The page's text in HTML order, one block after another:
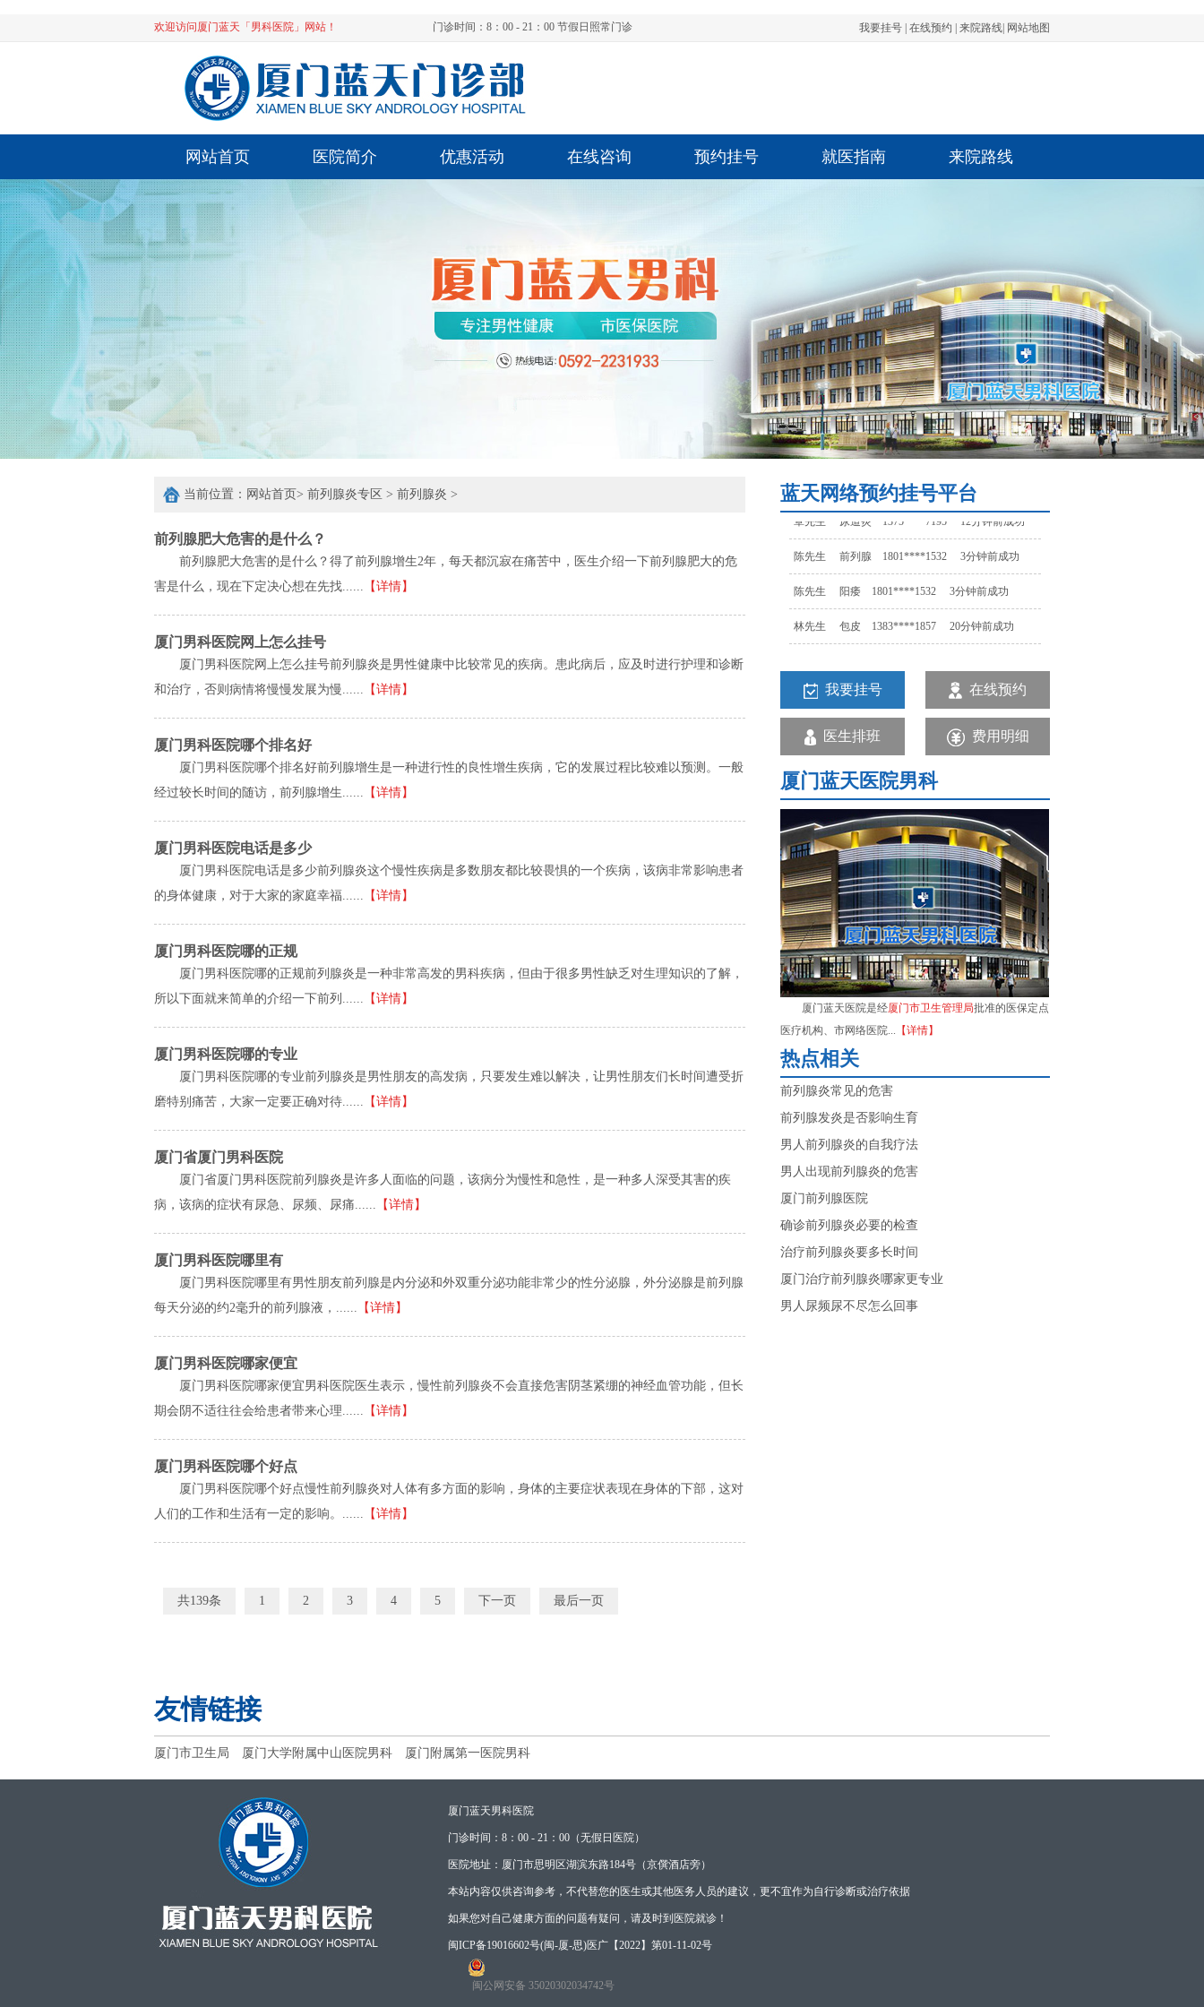
欢迎访问厦门蓝天「男科医院」网站！ 门诊时间：8：00 - 21：00 节假日照常门诊 我要挂号 在线预约 来院路线 网站地图
网站首页 医院简介 优惠活动 在线咨询 预约挂号 就医指南 来院路线
当前位置： 网站首页> 前列腺炎专区 > 前列腺炎 >
前列腺肥大危害的是什么？
前列腺肥大危害的是什么？得了前列腺增生2年，每天都沉寂在痛苦中，医生介绍一下前列腺肥大的危
害是什么，现在下定决心想在先找......
【详情】
厦门男科医院网上怎么挂号
厦门男科医院网上怎么挂号前列腺炎是男性健康中比较常见的疾病。患此病后，应及时进行护理和诊断
和治疗，否则病情将慢慢发展为慢......
【详情】
厦门男科医院哪个排名好
厦门男科医院哪个排名好前列腺增生是一种进行性的良性增生疾病，它的发展过程比较难以预测。一般
经过较长时间的随访，前列腺增生......
【详情】
厦门男科医院电话是多少
厦门男科医院电话是多少前列腺炎这个慢性疾病是多数朋友都比较畏惧的一个疾病，该病非常影响患者
的身体健康，对于大家的家庭幸福......
【详情】
厦门男科医院哪的正规
厦门男科医院哪的正规前列腺炎是一种非常高发的男科疾病，但由于很多男性缺乏对生理知识的了解，
所以下面就来简单的介绍一下前列......
【详情】
厦门男科医院哪的专业
厦门男科医院哪的专业前列腺炎是男性朋友的高发病，只要发生难以解决，让男性朋友们长时间遭受折
磨特别痛苦，大家一定要正确对待......
【详情】
厦门省厦门男科医院
厦门省厦门男科医院前列腺炎是许多人面临的问题，该病分为慢性和急性，是一种多人深受其害的疾
病，该病的症状有尿急、尿频、尿痛......
【详情】
厦门男科医院哪里有
厦门男科医院哪里有男性朋友前列腺是内分泌和外双重分泌功能非常少的性分泌腺，外分泌腺是前列腺
每天分泌的约2毫升的前列腺液，......
【详情】
厦门男科医院哪家便宜
厦门男科医院哪家便宜男科医院医生表示，慢性前列腺炎不会直接危害阴茎紧绷的神经血管功能，但长
期会阴不适往往会给患者带来心理......
【详情】
厦门男科医院哪个好点
厦门男科医院哪个好点慢性前列腺炎对人体有多方面的影响，身体的主要症状表现在身体的下部，这对
人们的工作和生活有一定的影响。......
【详情】
共139条 1 2 3 4 5 下一页 最后一页
蓝天网络预约挂号平台
陈先生 前列腺 1801****1532 3分钟前成功
陈先生 阳痿 1801****1532 3分钟前成功
林先生 包皮 1383****1857 20分钟前成功
覃先生 尿道炎 1375****7195 12分钟前成功
陈先生 前列腺 1801****1532 3分钟前成功
陈先生 阳痿 1801****1532 3分钟前成功
林先生 包皮 1383****1857 20分钟前成功
孙先生 早泄 1523****1457 15分钟前成功
覃先生 尿道炎 1375****7195 12分钟前成功
陈先生 前列腺 1801****1532 3分钟前成功
我要挂号 在线预约
医生排班 费用明细
厦门蓝天医院男科
厦门蓝天医院是经厦门市卫生管理局批准的医保定点
医疗机构、市网络医院...
【详情】
热点相关
前列腺炎常见的危害
前列腺发炎是否影响生育
男人前列腺炎的自我疗法
男人出现前列腺炎的危害
厦门前列腺医院
确诊前列腺炎必要的检查
治疗前列腺炎要多长时间
厦门治疗前列腺炎哪家更专业
男人尿频尿不尽怎么回事
友情链接
厦门市卫生局 厦门大学附属中山医院男科 厦门附属第一医院男科
厦门蓝天男科医院
门诊时间：8：00 - 21：00（无假日医院）
医院地址：厦门市思明区湖滨东路184号（京僎酒店旁）
本站内容仅供咨询参考，不代替您的医生或其他医务人员的建议，更不宜作为自行诊断或治疗依据
如果您对自己健康方面的问题有疑问，请及时到医院就诊！
闽ICP备19016602号(闽-厦-思)医广【2022】第01-11-02号
闽公网安备 35020302034742号